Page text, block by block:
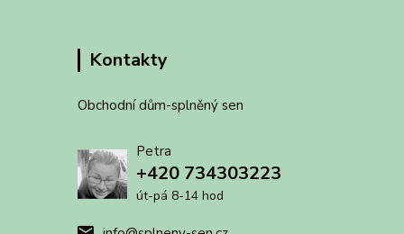
Kontakty
Obchodní dům-splněný sen
Petra
+420 734303223
út-pá 8-14 hod